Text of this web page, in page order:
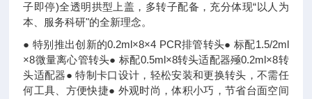
子即停)全透明拱型上盖，多转子配备，充分体现“以人为
本、服务科研"的全新理念。
● 特别推出创新的0.2ml×8×4 PCR排管转头● 标配1.5/2ml
×8微量离心管转头● 标配0.5ml×8转头适配器殛0.2ml×8转
头适配器● 特制卡口设计，轻松安装和更换转头，不需任
何工具、方便快捷● 外观时尚，体积小巧，节省台面空间